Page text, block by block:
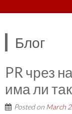
Блог
PR чрез
има ли
Posted on March